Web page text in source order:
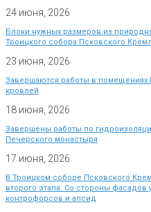
24 июня, 2026
Блоки нужных размеров из
Троицкого собора Псковского
23 июня, 2026
Завершаются работы в
кровлей
18 июня, 2026
Завершены работы по
Печерского монастыря
17 июня, 2026
В Троицком соборе Псковского
второго этапа. Со стороны
контрофорсов и апсид